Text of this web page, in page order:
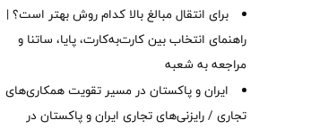
برای انتقال مبالغ بالا کدام روش بهتر است؟ |
راهنمای انتخاب بین کارت‌به‌کارت، پایا، ساتنا و
مراجعه به شعبه
ایران و پاکستان در مسیر تقویت همکاری‌های
تجاری / رایزنی‌های تجاری ایران و پاکستان در